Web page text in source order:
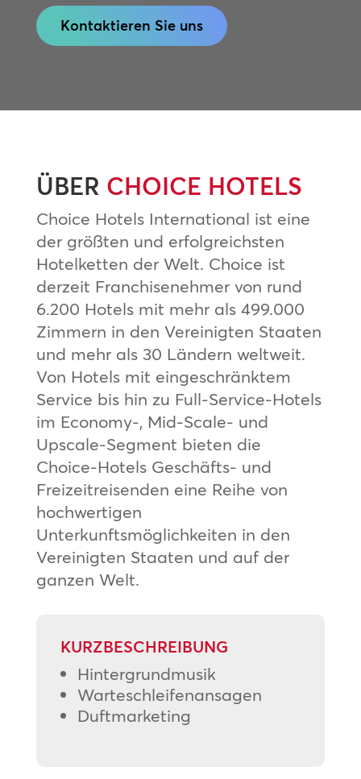
Kontaktieren Sie uns
ÜBER CHOICE HOTELS
Choice Hotels International ist eine
der größten und erfolgreichsten
Hotelketten der Welt. Choice ist
derzeit Franchisenehmer von rund
6.200 Hotels mit mehr als 499.000
Zimmern in den Vereinigten Staaten
und mehr als 30 Ländern weltweit.
Von Hotels mit eingeschränktem
Service bis hin zu Full-Service-Hotels
im Economy-, Mid-Scale- und
Upscale-Segment bieten die
Choice-Hotels Geschäfts- und
Freizeitreisenden eine Reihe von
hochwertigen
Unterkunftsmöglichkeiten in den
Vereinigten Staaten und auf der
ganzen Welt.
KURZBESCHREIBUNG
Hintergrundmusik
Warteschleifenansagen
Duftmarketing